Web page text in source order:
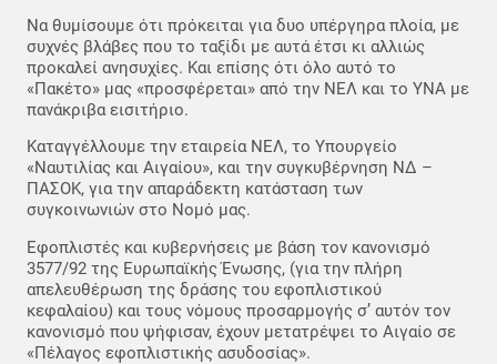
Να θυμίσουμε ότι πρόκειται για δυο υπέργηρα πλοία, με
συχνές βλάβες που το ταξίδι με αυτά έτσι κι αλλιώς
προκαλεί ανησυχίες. Και επίσης ότι όλο αυτό το
«Πακέτο» μας «προσφέρεται» από την ΝΕΛ και το ΥΝΑ με
πανάκριβα εισιτήριο.
Καταγγέλλουμε την εταιρεία ΝΕΛ, το Υπουργείο
«Ναυτιλίας και Αιγαίου», και την συγκυβέρνηση ΝΔ –
ΠΑΣΟΚ, για την απαράδεκτη κατάσταση των
συγκοινωνιών στο Νομό μας.
Εφοπλιστές και κυβερνήσεις με βάση τον κανονισμό
3577/92 της Ευρωπαϊκής Ένωσης, (για την πλήρη
απελευθέρωση της δράσης του εφοπλιστικού
κεφαλαίου) και τους νόμους προσαρμογής σ’ αυτόν τον
κανονισμό που ψήφισαν, έχουν μετατρέψει το Αιγαίο σε
«Πέλαγος εφοπλιστικής ασυδοσίας».